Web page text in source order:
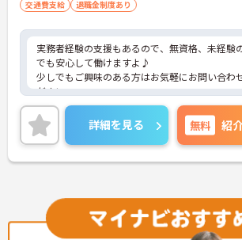
交通費支給
退職金制度あり
実務者経験の支援もあるので、無資格、未経験
でも安心して働けますよ♪
少しでもご興味のある方はお気軽にお問い合わ
ださい。
詳細を見る 無料 紹